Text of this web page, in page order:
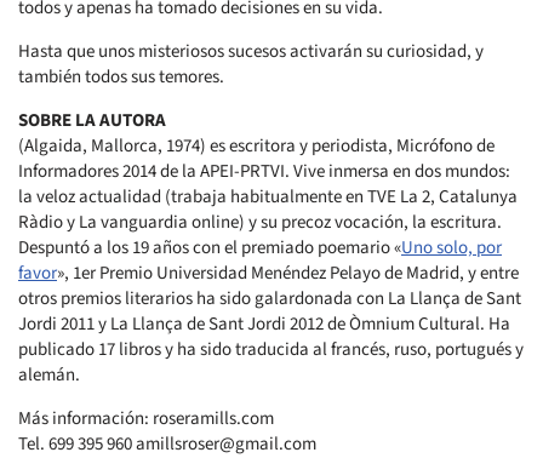
todos y apenas ha tomado decisiones en su vida.
Hasta que unos misteriosos sucesos activarán su curiosidad, y
también todos sus temores.
SOBRE LA AUTORA
(Algaida, Mallorca, 1974) es escritora y periodista, Micrófono de
Informadores 2014 de la APEI-PRTVI. Vive inmersa en dos mundos:
la veloz actualidad (trabaja habitualmente en TVE La 2, Catalunya
Ràdio y La vanguardia online) y su precoz vocación, la escritura.
Despuntó a los 19 años con el premiado poemario «Uno solo, por
favor», 1er Premio Universidad Menéndez Pelayo de Madrid, y entre
otros premios literarios ha sido galardonada con La Llança de Sant
Jordi 2011 y La Llança de Sant Jordi 2012 de Òmnium Cultural. Ha
publicado 17 libros y ha sido traducida al francés, ruso, portugués y
alemán.
Más información: roseramills.com
Tel. 699 395 960 amillsroser@gmail.com